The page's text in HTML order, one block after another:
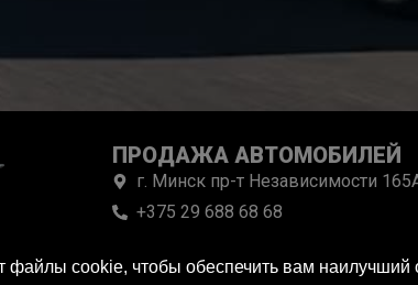
ПРОДАЖА АВТОМОБИЛЕЙ
г. Минск пр-т Независимости
+375 29 688 68 68
файлы cookie, чтобы обеспечить вам